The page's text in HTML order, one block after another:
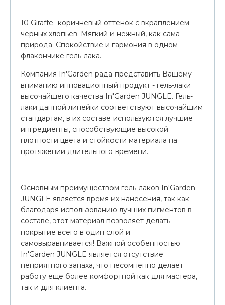
10 Giraffe- коричневый оттенок с вкраплением
черных хлопьев. Мягкий и нежный, как сама
природа. Спокойствие и гармония в одном
флакончике гель-лака.
Компания In'Garden рада представить Вашему
вниманию инновационный продукт - гель-лаки
высочайшего качества In'Garden JUNGLE. Гель-
лаки данной линейки соответствуют высочайшим
стандартам, в их составе используются лучшие
ингредиенты, способствующие высокой
плотности цвета и стойкости материала на
протяжении длительного времени.
Основным преимуществом гель-лаков In'Garden
JUNGLE является время их нанесения, так как
благодаря использованию лучших пигментов в
составе, этот материал позволяет делать
покрытие всего в один слой и
самовыравнивается! Важной особенностью
In'Garden JUNGLE является отсутствие
неприятного запаха, что несомненно делает
работу еще более комфортной как для мастера,
так и для клиента.